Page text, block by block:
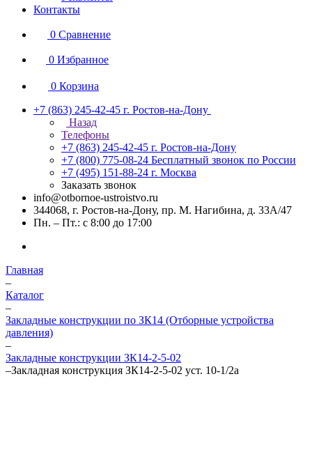
Контакты
0 Сравнение
0 Избранное
0 Корзина
+7 (863) 245-42-45 г. Ростов-на-Дону
Назад
Телефоны
+7 (863) 245-42-45 г. Ростов-на-Дону
+7 (800) 775-08-24 Бесплатный звонок по России
+7 (495) 151-88-24 г. Москва
Заказать звонок
info@otbornoe-ustroistvo.ru
344068, г. Ростов-на-Дону, пр. М. Нагибина, д. 33А/47
Пн. – Пт.: с 8:00 до 17:00
Главная
–
Каталог
–
Закладные конструкции по ЗК14 (Отборные устройства
давления)
–
Закладные конструкции ЗК14-2-5-02
–Закладная конструкция ЗК14-2-5-02 уст. 10-1/2а